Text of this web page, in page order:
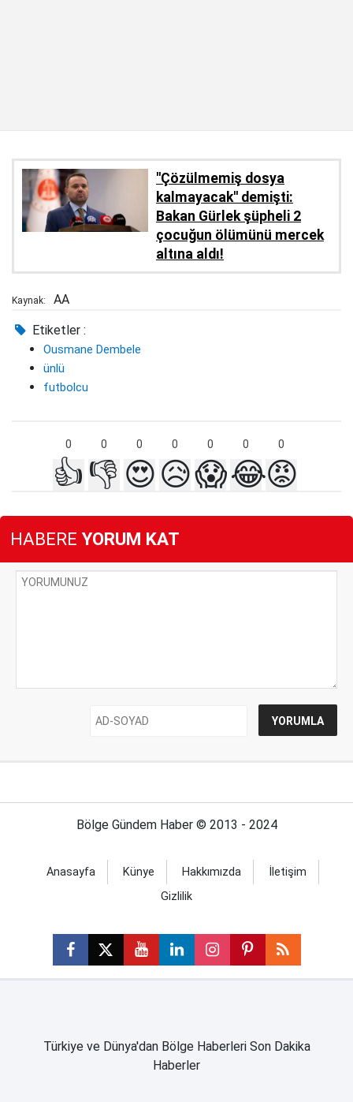
''Çözülmemiş dosya
kalmayacak'' demişti:
Bakan Gürlek şüpheli 2
çocuğun ölümünü mercek
altına aldı!
Kaynak: AA
Etiketler :
Ousmane Dembele
ünlü
futbolcu
0 0 0 0 0 0 0
👍 👎 😍😥😱😂😡
HABERE YORUM KAT
Bölge Gündem Haber © 2013 - 2024
Anasayfa Künye Hakkımızda
İletişim
Gizlilik
Türkiye ve Dünya'dan Bölge Haberleri Son Dakika
Haberler